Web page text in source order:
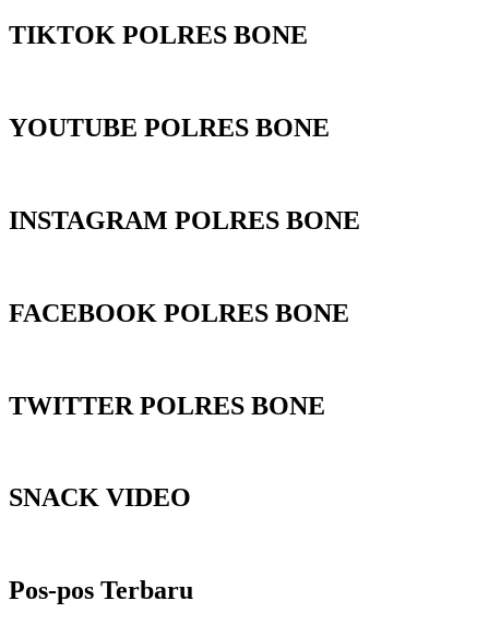
TIKTOK POLRES BONE
YOUTUBE POLRES BONE
INSTAGRAM POLRES BONE
FACEBOOK POLRES BONE
TWITTER POLRES BONE
SNACK VIDEO
Pos-pos Terbaru